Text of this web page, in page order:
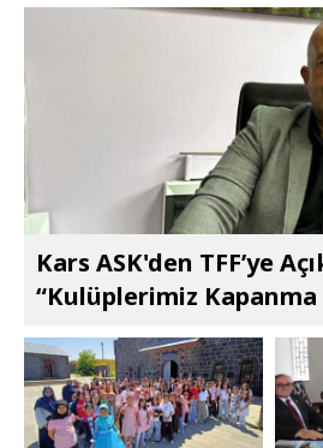
Kars ASK'den TFF’ye
“Kulüplerimiz